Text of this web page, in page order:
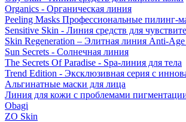
Organics - Органическая линия
Peeling Masks Профессиональные пилинг-
Sensitive Skin - Линия средств для
Skin Regeneration – Элитная линия Anti-
Sun Secrets - Солнечная линия
The Secrets Of Paradise - Spa-линия для тела
Trend Edition - Эксклюзивная серия с
Альгинатные маски для лица
Линия для кожи с проблемами
Obagi
ZO Skin